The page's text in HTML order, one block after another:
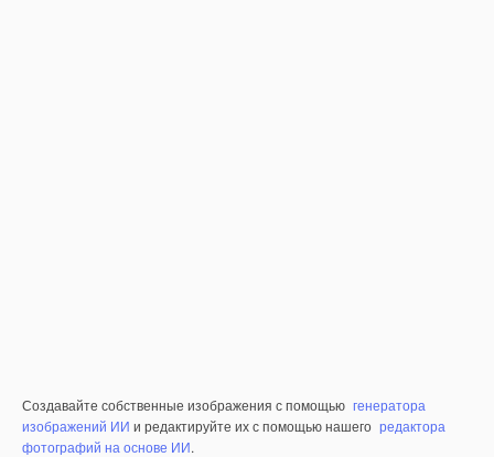
Создавайте собственные изображения с помощью генератора
изображений ИИ и редактируйте их с помощью нашего редактора
фотографий на основе ИИ.